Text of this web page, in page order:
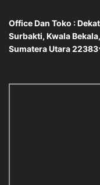
Office Dan Toko :
Surbakti, Kwala
Sumatera Utara 22383